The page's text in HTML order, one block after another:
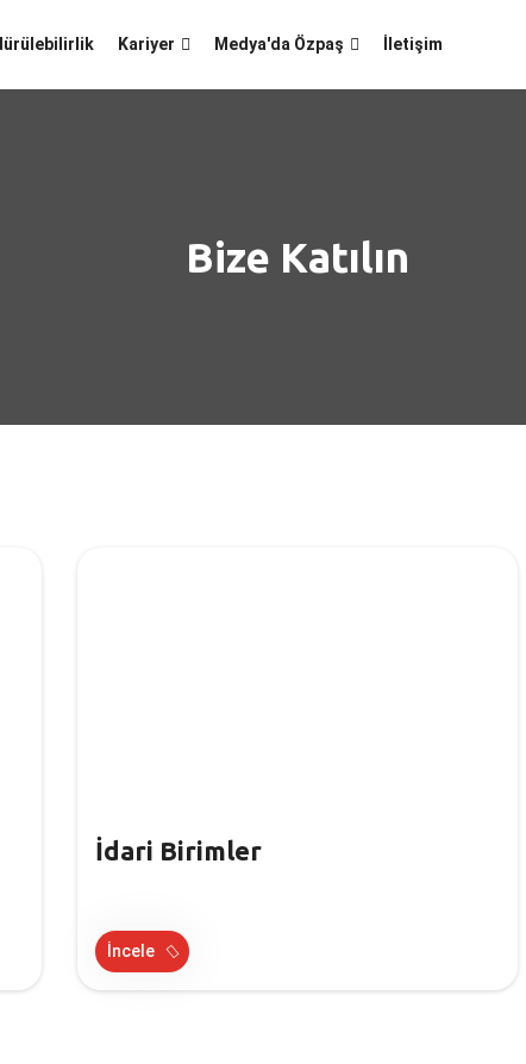
Kariyer Medya'da Özpaş İletişim
Bize Katılın
İdari Birimler
İncele